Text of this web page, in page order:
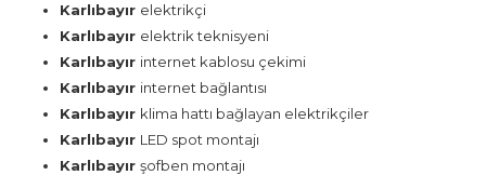
Karlıbayır elektrikçi
Karlıbayır elektrik teknisyeni
Karlıbayır internet kablosu çekimi
Karlıbayır internet bağlantısı
Karlıbayır klima hattı bağlayan elektrikçiler
Karlıbayır LED spot montajı
Karlıbayır şofben montajı